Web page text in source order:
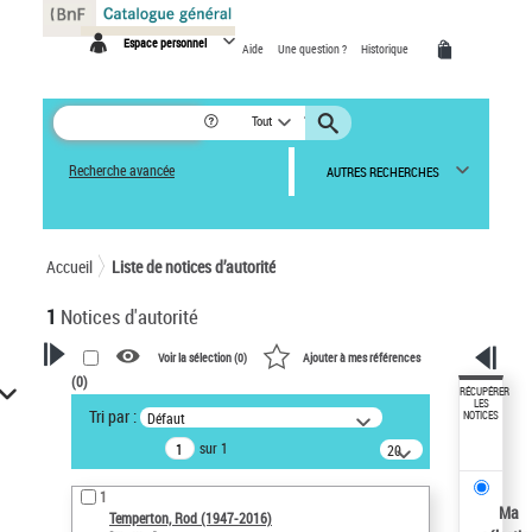
Espace personnel Aide Une question ? Historique
Tout
Recherche avancée AUTRES RECHERCHES
Accueil Liste de notices d’autorité
1 Notices d'autorité
VOTRE RECHERCHE
Recherche avancée dans les
notices d’autorité
Œuvres liées à l'auteur :
Temperton, Rod (1947-2016)
Voir la sélection (0) Ajouter à mes références
(0)
Tri par : Défaut
sur 1
20
résultats/page
1
Temperton, Rod (1947-2016)
RÉCUPÉRER
LES
NOTICES
Ma
Panneau de gestion des cookies